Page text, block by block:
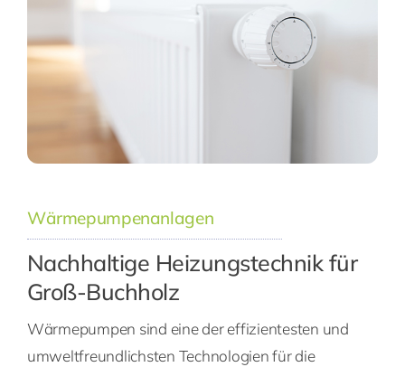
Wärmepumpenanlagen
Nachhaltige Heizungstechnik für
Groß-Buchholz
Wärmepumpen sind eine der effizientesten und
umweltfreundlichsten Technologien für die